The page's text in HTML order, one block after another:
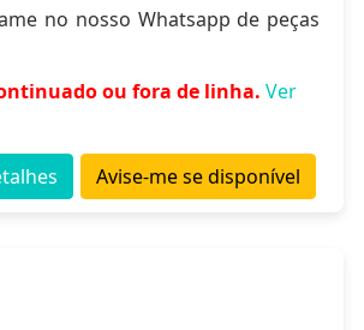
no nosso Whatsapp de peças
ou fora de linha. Ver
Avise-me se disponível